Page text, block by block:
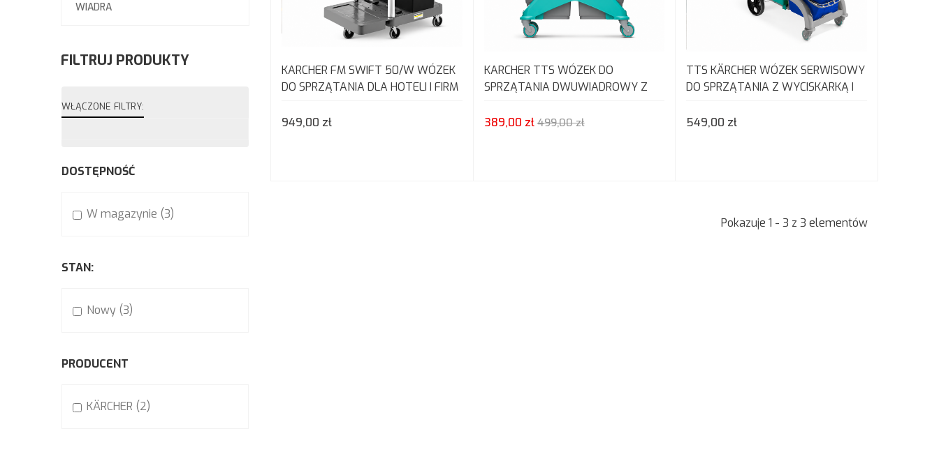
WIADRA
FILTRUJ PRODUKTY
WŁĄCZONE FILTRY:
DOSTĘPNOŚĆ
W magazynie (3)
STAN:
Nowy (3)
PRODUCENT
KÄRCHER (2)
KARCHER FM SWIFT 50/W WÓZEK
DO SPRZĄTANIA DLA HOTELI I FIRM
949,00 zł
KARCHER TTS WÓZEK DO
SPRZĄTANIA DWUWIADROWY Z
389,00 zł499,00 zł
TTS KÄRCHER WÓZEK SERWISOWY
DO SPRZĄTANIA Z WYCISKARKĄ I
549,00 zł
Pokazuje 1 - 3 z 3 elementów